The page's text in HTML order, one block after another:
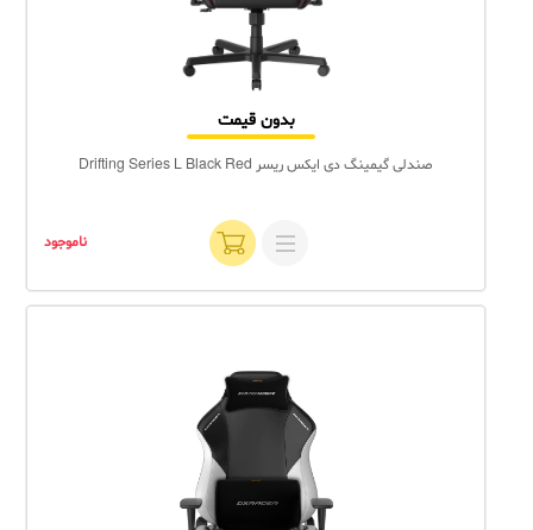
بدون قیمت
صندلی گیمینگ دی ایکس ریسر Drifting Series L Black Red
ناموجود